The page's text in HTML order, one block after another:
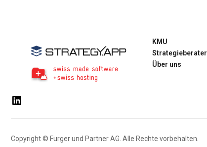
LinkedIn
KMU
Strategieberater
Über uns
Copyright © Furger und Partner AG. Alle Rechte vorbehalten.